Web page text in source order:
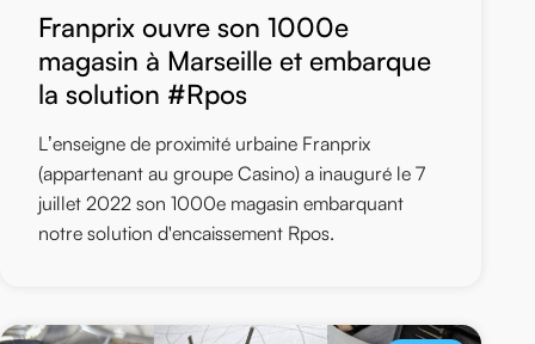
Franprix ouvre son 1000e
magasin à Marseille et embarque
la solution #Rpos
L’enseigne de proximité urbaine Franprix
(appartenant au groupe Casino) a inauguré le 7
juillet 2022 son 1000e magasin embarquant
notre solution d'encaissement Rpos.